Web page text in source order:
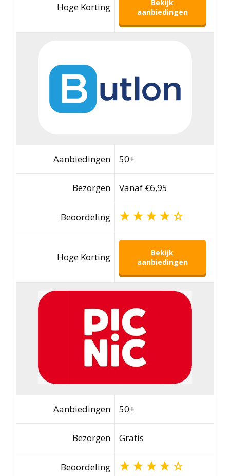
Hoge Korting
Bekijk
aanbiedingen
Aanbiedingen 50+
Bezorgen Vanaf €6,95
Beoordeling
Hoge Korting
Bekijk
aanbiedingen
Aanbiedingen 50+
Bezorgen Gratis
Beoordeling